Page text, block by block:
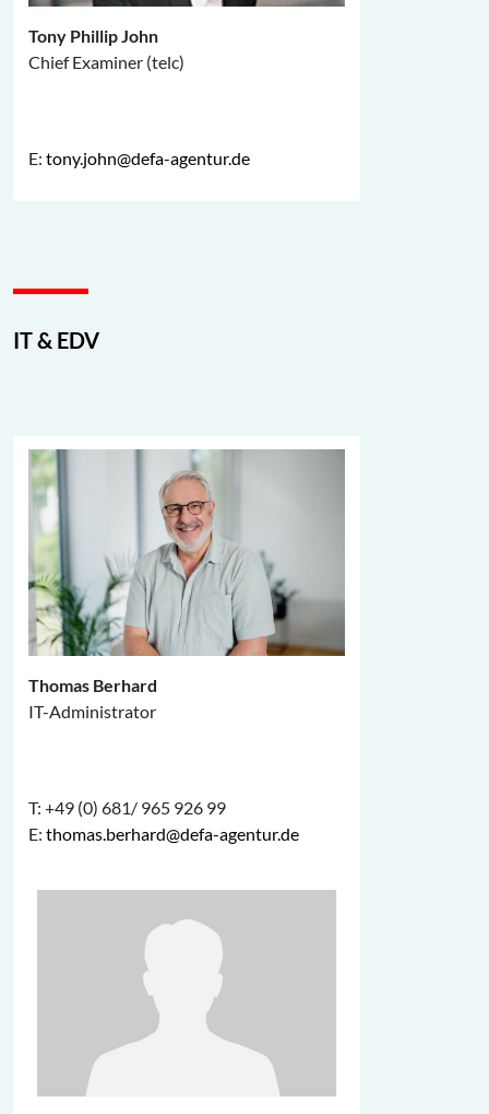
Tony Phillip John
Chief Examiner (telc)
E: tony.john@defa-agentur.de
IT & EDV
Thomas Berhard
IT-Administrator
T: +49 (0) 681/ 965 926 99
E: thomas.berhard@defa-agentur.de